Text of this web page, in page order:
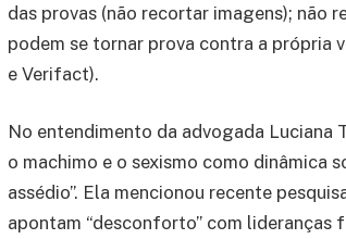
das provas (não recortar imagens); não
podem se tornar prova contra a própria
e Verifact).
No entendimento da advogada Luciana
o machimo e o sexismo como dinâmica
assédio”. Ela mencionou recente
apontam “desconforto” com lideranças